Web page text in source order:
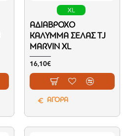
XL
ΑΔΙΆΒΡΟΧΟ
ΚΆΛΥΜΜΑ ΣΈΛΑΣ TJ
MARVIN XL
16,10€
ΑΓΟΡΑ